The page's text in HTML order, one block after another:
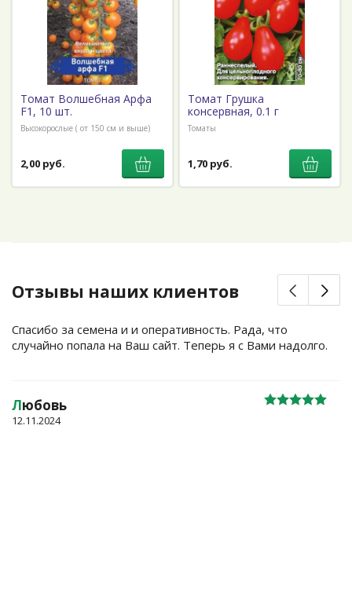
Томат Волшебная Арфа
F1, 10 шт.
Высокорослые ( от 150 см и выше)
2,00 руб.
Томат Грушка
консервная, 0.1 г
Томаты
1,70 руб.
Отзывы наших клиентов
Спасибо за семена и и оперативность. Рада, что
случайно попала на Ваш сайт. Теперь я с Вами надолго.
Любовь
12.11.2024